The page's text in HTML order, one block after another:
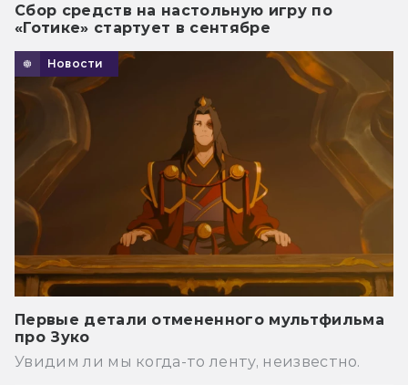
Сбор средств на настольную игру по
«Готике» стартует в сентябре
Новости
Первые детали отмененного мультфильма
про Зуко
Увидим ли мы когда-то ленту, неизвестно.